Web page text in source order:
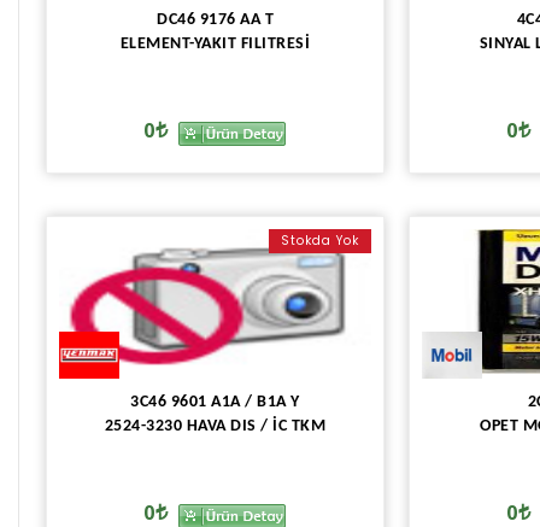
DC46 9176 AA T
ELEMENT-YAKIT FILITRESİ
0
SINYAL
0
Stokda Yok
3C46 9601 A1A / B1A Y
2524-3230 HAVA DIS / İC TKM
0
OPET
0